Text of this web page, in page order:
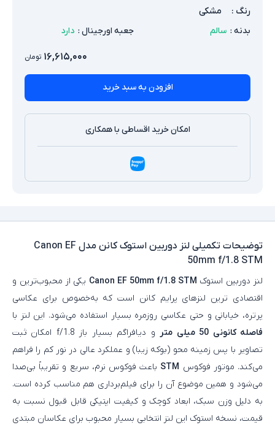
رنگ : مشکی
بدنه : سالم جعبه اورجینال : دارد
۱۶,۶۱۵,۰۰۰ تومان
افزودن به سبد خرید
امکان خرید اقساطی با همکاری
توضیحات تکمیلی
لنز دوربین استوک کانن مدل Canon EF
50mm f/1.8 STM
لنز دوربین استوک Canon EF 50mm f/1.8 STM یکی از محبوب‌ترین و
اقتصادی‌ ترین لنزهای پرایم کانن است که به‌خصوص برای عکاسی
پرتره، خیابانی و حتی عکاسی روزمره بسیار استفاده می‌شود. این لنز با
فاصله کانونی 50 میلی‌ متر
و دیافراگم بسیار باز f/1.8 امکان ثبت
تصاویر با پس‌ زمینه محو (بوکه زیبا) و عملکرد عالی در نور کم را فراهم
می‌کند. موتور فوکوس STM باعث فوکوس نرم، سریع و تقریباً بی‌صدا
می‌شود و همین موضوع آن را برای فیلم‌برداری هم مناسب کرده است.
به دلیل وزن سبک، ابعاد کوچک و کیفیت اپتیکی قابل قبول نسبت به
قیمت، نسخه استوک این لنز انتخابی بسیار محبوب برای عکاسان مبتدی